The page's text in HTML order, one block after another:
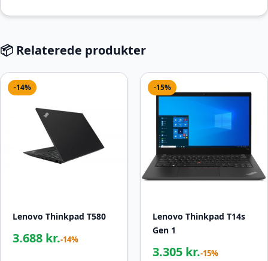
📦 Relaterede produkter
-14%
Lenovo Thinkpad T580
3.688 kr.-14%
-15%
Lenovo Thinkpad T14s
Gen 1
3.305 kr.-15%